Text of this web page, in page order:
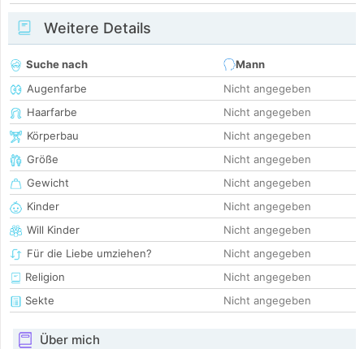
Weitere Details
Suche nach
Mann
Augenfarbe
Nicht angegeben
Haarfarbe
Nicht angegeben
Körperbau
Nicht angegeben
Größe
Nicht angegeben
Gewicht
Nicht angegeben
Kinder
Nicht angegeben
Will Kinder
Nicht angegeben
Für die Liebe umziehen?
Nicht angegeben
Religion
Nicht angegeben
Sekte
Nicht angegeben
Über mich